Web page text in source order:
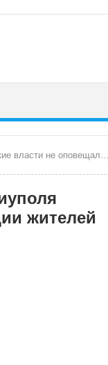
об эвакуации жителей
жителей